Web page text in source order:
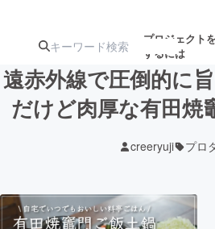
プロジェクト
するには
ジェクト
募
ロ
アート・写真
遠赤外線で圧倒的に
だけど肉厚な有田焼
creeryuji プロ